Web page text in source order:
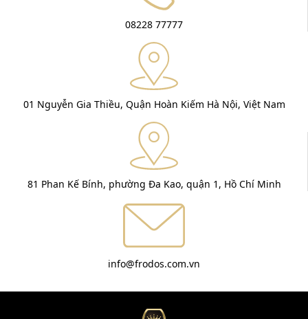
08228 77777
01 Nguyễn Gia Thiều, Quận Hoàn Kiếm Hà Nội, Việt Nam
81 Phan Kế Bính, phường Đa Kao, quận 1, Hồ Chí Minh
info@frodos.com.vn